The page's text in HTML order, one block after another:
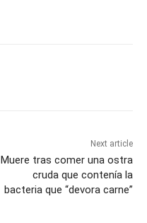
Next article
Muere tras comer una ostra
cruda que contenía la
bacteria que “devora carne”